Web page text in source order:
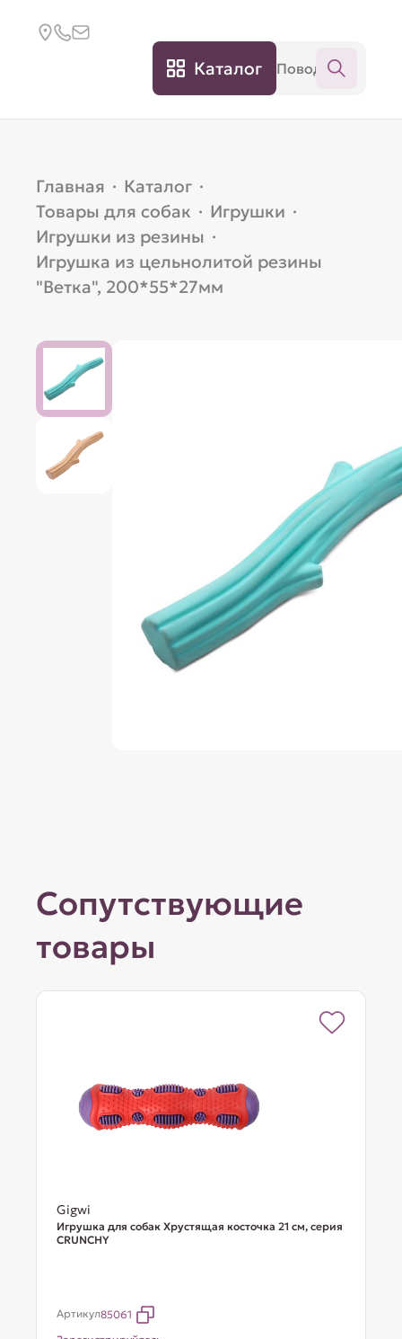
Каталог
Главная · Каталог ·
Товары для собак · Игрушки ·
Игрушки из резины ·
Игрушка из цельнолитой резины
"Ветка", 200*55*27мм
Сопутствующие
товары
Gigwi
Игрушка для собак Хрустящая косточка 21 см, серия
CRUNCHY
Артикул85061